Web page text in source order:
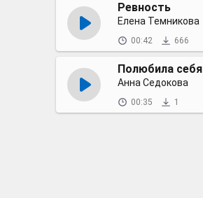
Ревность
Елена Темникова
00:42 666
Полюбила себя
Анна Седокова
00:35 1